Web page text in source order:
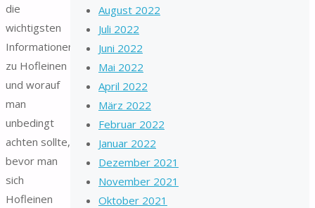
die
wichtigsten
Informationen
zu Hofleinen
und worauf
man
unbedingt
achten sollte,
bevor man
sich
Hofleinen
August 2022
Juli 2022
Juni 2022
Mai 2022
April 2022
März 2022
Februar 2022
Januar 2022
Dezember 2021
November 2021
Oktober 2021